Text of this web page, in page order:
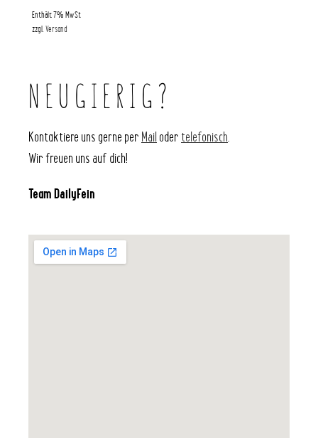
Enthält 7% MwSt
zzgl. Versand
NEUGIERIG?
Kontaktiere uns gerne per Mail oder telefonisch.
Wir freuen uns auf dich!
Team DailyFein